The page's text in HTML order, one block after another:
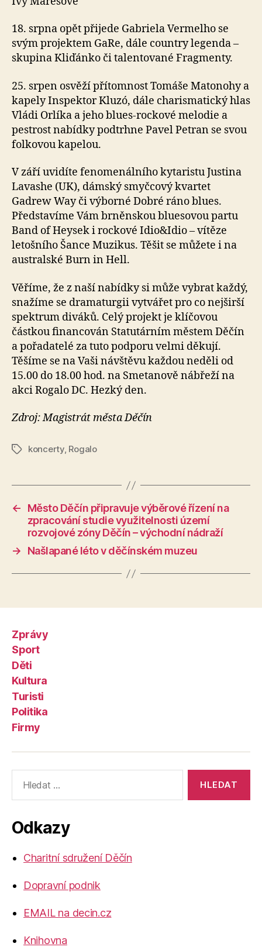
18. srpna opět přijede Gabriela Vermelho se
svým projektem GaRe, dále country legenda –
skupina Kliďánko či talentované Fragmenty.
25. srpen osvěží přítomnost Tomáše Matonohy a
kapely Inspektor Kluzó, dále charismatický hlas
Vládi Orlíka a jeho blues-rockové melodie a
pestrost nabídky podtrhne Pavel Petran se svou
folkovou kapelou.
V září uvidíte fenomenálního kytaristu Justina
Lavashe (UK), dámský smyčcový kvartet
Gadrew Way či výborné Dobré ráno blues.
Představíme Vám brněnskou bluesovou partu
Band of Heysek i rockové Idio&Idio – vítěze
letošního Šance Muzikus. Těšit se můžete i na
australské Burn in Hell.
Věříme, že z naší nabídky si může vybrat každý,
snažíme se dramaturgii vytvářet pro co nejširší
spektrum diváků. Celý projekt je klíčovou
částkou financován Statutárním městem Děčín
a pořadatelé za tuto podporu velmi děkují.
Těšíme se na Vaši návštěvu každou neděli od
15.00 do 18.00 hod. na Smetanově nábřeží na
akci Rogalo DC. Hezký den.
Zdroj: Magistrát města Děčín
Štítkykoncerty, Rogalo
←
Město Děčín připravuje výběrové řízení na
zpracování studie využitelnosti území
rozvojové zóny Děčín – východní nádraží
→
Našlapané léto v děčínském muzeu
Zprávy
Sport
Děti
Kultura
Turisti
Politika
Firmy
vyhledávání:
Odkazy
Charitní sdružení Děčín
Dopravní podnik
EMAIL na decin.cz
Knihovna